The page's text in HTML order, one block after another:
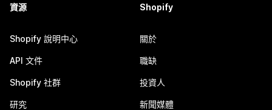
資源
Shopify 說明中心
API 文件
Shopify 社群
研究
Shopify
關於
職缺
投資人
新聞媒體